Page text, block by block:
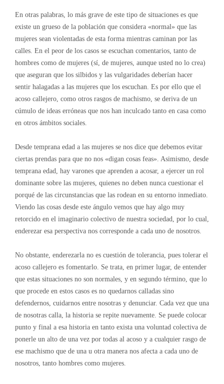
En otras palabras, lo más grave de este tipo de situaciones es que
existe un grueso de la población que considera «normal» que las
mujeres sean violentadas de esta forma mientras caminan por las
calles. En el peor de los casos se escuchan comentarios, tanto de
hombres como de mujeres (sí, de mujeres, aunque usted no lo crea)
que aseguran que los silbidos y las vulgaridades deberían hacer
sentir halagadas a las mujeres que los escuchan. Es por ello que el
acoso callejero, como otros rasgos de machismo, se deriva de un
cúmulo de ideas erróneas que nos han inculcado tanto en casa como
en otros ámbitos sociales.
Desde temprana edad a las mujeres se nos dice que debemos evitar
ciertas prendas para que no nos «digan cosas feas». Asimismo, desde
temprana edad, hay varones que aprenden a acosar, a ejercer un rol
dominante sobre las mujeres, quienes no deben nunca cuestionar el
porqué de las circunstancias que las rodean en su entorno inmediato.
Viendo las cosas desde este ángulo vemos que hay algo muy
retorcido en el imaginario colectivo de nuestra sociedad, por lo cual,
enderezar esa perspectiva nos corresponde a cada uno de nosotros.
No obstante, enderezarla no es cuestión de tolerancia, pues tolerar el
acoso callejero es fomentarlo. Se trata, en primer lugar, de entender
que estas situaciones no son normales, y en segundo término, que lo
que procede en estos casos es no quedarnos calladas sino
defendernos, cuidarnos entre nosotras y denunciar. Cada vez que una
de nosotras calla, la historia se repite nuevamente. Se puede colocar
punto y final a esa historia en tanto exista una voluntad colectiva de
ponerle un alto de una vez por todas al acoso y a cualquier rasgo de
ese machismo que de una u otra manera nos afecta a cada uno de
nosotros, tanto hombres como mujeres.